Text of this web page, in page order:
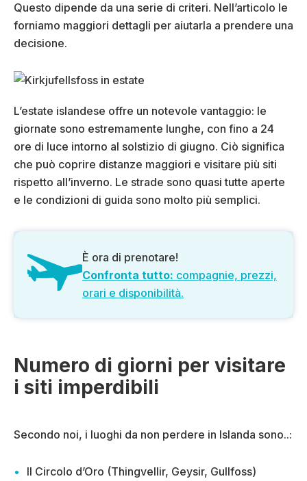
Questo dipende da una serie di criteri. Nell’articolo le
forniamo maggiori dettagli per aiutarla a prendere una
decisione.
L’estate islandese offre un notevole vantaggio: le
giornate sono estremamente lunghe, con fino a 24
ore di luce intorno al solstizio di giugno. Ciò significa
che può coprire distanze maggiori e visitare più siti
rispetto all’inverno. Le strade sono quasi tutte aperte
e le condizioni di guida sono molto più semplici.
È ora di prenotare!
Confronta tutto: compagnie, prezzi,
orari e disponibilità.
Numero di giorni per visitare
i siti imperdibili
Secondo noi, i luoghi da non perdere in Islanda sono..:
Il Circolo d’Oro (Thingvellir, Geysir, Gullfoss)